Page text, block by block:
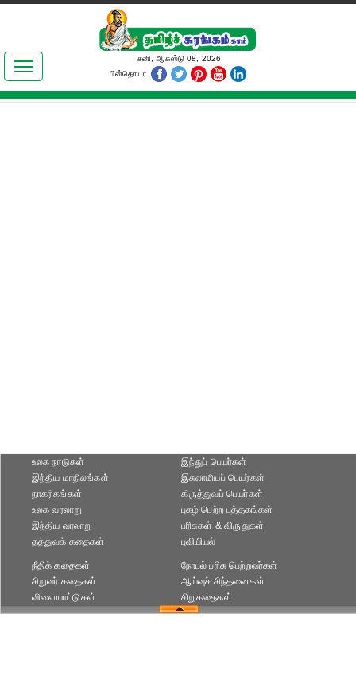
இலக்கியங்கள்
தமிழ் உலகம்
சனி, ஆகஸ்டு 08, 2026
பின்தொடர
உலக நாடுகள்
இந்திய மாநிலங்கள்
நாகரிகங்கள்
இந்துப் பெயர்கள்
இசுலாமியப் பெயர்கள்
கிருத்துவப் பெயர்கள்
உலக வரலாறு
இந்திய வரலாறு
தத்துவக் கதைகள்
புகழ் பெற்ற புத்தகங்கள்
பரிசுகள் & விருதுகள்
புவியியல்
நீதிக் கதைகள்
சிறுவர் கதைகள்
விளையாட்டுகள்
நோபல் பரிசு‎ பெற்றவர்‎கள்
ஆய்வுச் சிந்தனைகள்
சிறுகதைகள்